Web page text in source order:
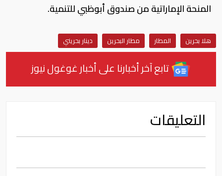
المنحة الإماراتية من صندوق أبوظبي للتنمية.
هلا بحرين المطار مطار البحرين دينار بحريني
تابع آخر أخبارنا على أخبار غوغول نيوز
التعليقات